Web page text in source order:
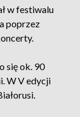
w festiwalu
poprzez
się ok. 90
W V edycji